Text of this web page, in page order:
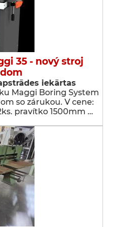
35 - nový stroj
iekārtas
Maggi Boring System
so zárukou. V cene:
pravítko 1500mm …